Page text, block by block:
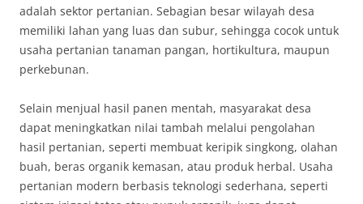
adalah sektor pertanian. Sebagian besar wilayah desa
memiliki lahan yang luas dan subur, sehingga cocok untuk
usaha pertanian tanaman pangan, hortikultura, maupun
perkebunan.
Selain menjual hasil panen mentah, masyarakat desa
dapat meningkatkan nilai tambah melalui pengolahan
hasil pertanian, seperti membuat keripik singkong, olahan
buah, beras organik kemasan, atau produk herbal. Usaha
pertanian modern berbasis teknologi sederhana, seperti